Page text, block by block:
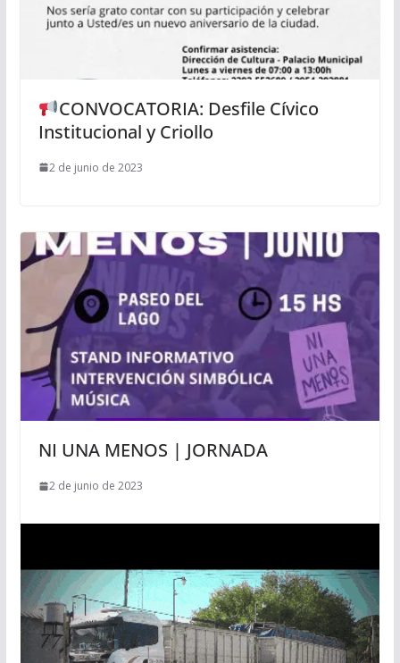
CONVOCATORIA: Desfile Cívico
Institucional y Criollo
2 de junio de 2023
NI UNA MENOS | JORNADA
2 de junio de 2023